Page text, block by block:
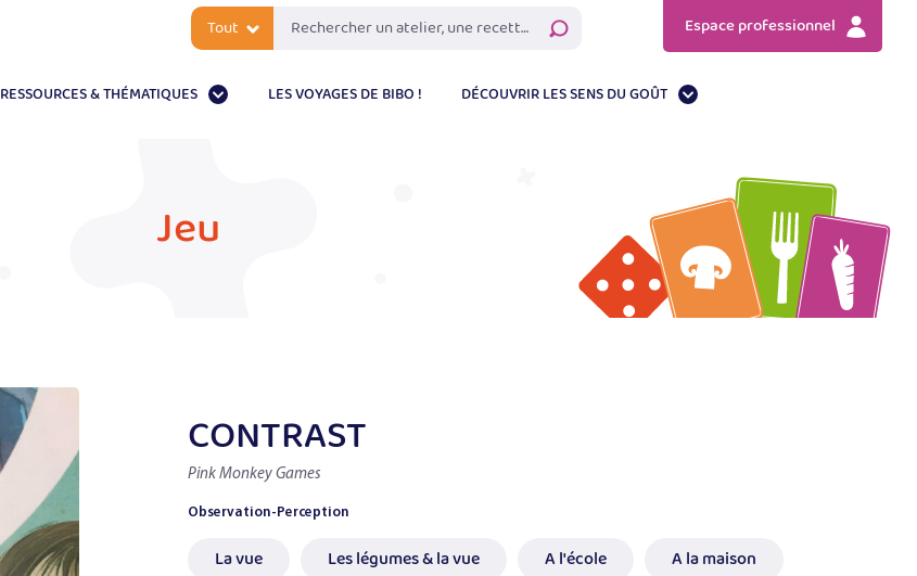
Espace professionnel
Tout Rechercher
RESSOURCES & THÉMATIQUES LES VOYAGES DE BIBO ! DÉCOUVRIR LES SENS DU GOÛT
Jeu
CONTRAST
Pink Monkey Games
Observation-Perception
La vue Les légumes & la vue A l'école
A la maison